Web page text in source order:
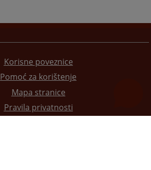
Korisne poveznice
Pomoć za korištenje
Mapa stranice
Pravila privatnosti